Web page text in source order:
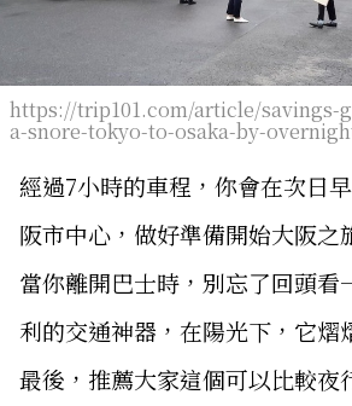
https://trip101.com/article/savings-
a-snore-tokyo-to-osaka-by-
經過7小時的車程，你會在次日
阪市中心，做好準備開始大阪之
當你離開巴士時，別忘了回頭看
利的交通神器，在陽光下，它熠
最後，推薦大家這個可以比較夜